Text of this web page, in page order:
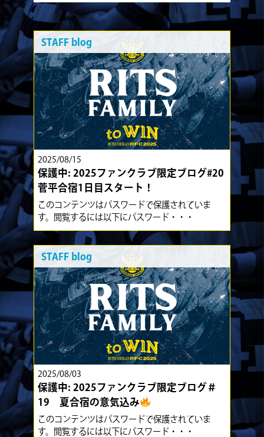
STAFF blog
2025/08/15
保護中: 2025ファンクラブ限定ブログ#20
菅平合宿1日目スタート！
このコンテンツはパスワードで保護されていま
す。閲覧するには以下にパスワード・・・
STAFF blog
2025/08/03
保護中: 2025ファンクラブ限定ブログ＃
19 夏合宿の意気込み
このコンテンツはパスワードで保護されていま
す。閲覧するには以下にパスワード・・・